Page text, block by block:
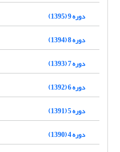
دوره 9 (1395)
دوره 8 (1394)
دوره 7 (1393)
دوره 6 (1392)
دوره 5 (1391)
دوره 4 (1390)